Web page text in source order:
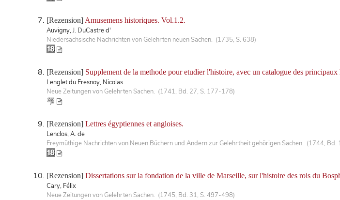
[Rezension] Amusemens historiques. Vol.1.2.
Auvigny, J. DuCastre d'
Niedersächsische Nachrichten von Gelehrten neuen Sachen. (1735, S. 638)
[Rezension] Supplement de la methode pour etudier l'histoire, avec un catalogue des
Lenglet du Fresnoy, Nicolas
Neue Zeitungen von Gelehrten Sachen. (1741, Bd. 27, S. 177-178)
[Rezension] Lettres égyptiennes et angloises.
Lenclos, A. de
Freymüthige Nachrichten von Neuen Büchern und Andern zur Gelehrtheit gehörigen Sachen. (1744, Bd.
[Rezension] Dissertations sur la fondation de la ville de Marseille, sur l'histoire des rois du
Cary, Félix
Neue Zeitungen von Gelehrten Sachen. (1745, Bd. 31, S. 497-498)